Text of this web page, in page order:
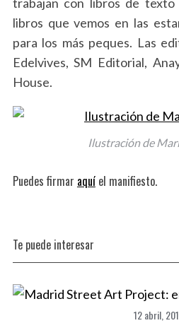
libros que vemos en las
para los más peques. Las
Edelvives, SM Editorial,
House.
Ilustración de
Puedes firmar aquíel manifiesto.
Te puede interesar
12 abril,